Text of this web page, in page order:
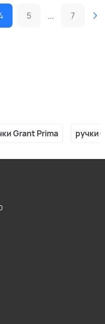
5 ... 7
Grant Prima ручки